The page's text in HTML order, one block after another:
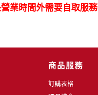
業時間外需要自取服
商品服務
訂購表格